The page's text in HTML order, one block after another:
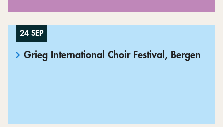
24 SEP
Grieg International Choir Festival, Bergen